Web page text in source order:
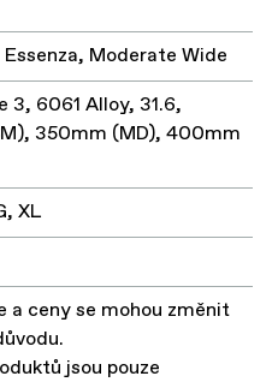
Essenza, Moderate Wide
3, 6061 Alloy, 31.6,
350mm (MD), 400mm
XL
a ceny se mohou změnit
jsou pouze